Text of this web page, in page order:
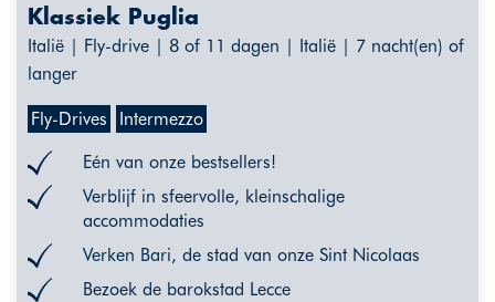
Klassiek Puglia
Italië | Fly-drive | 8 of 11 dagen | Italië | 7 nacht(en) of
langer
Fly-Drives Intermezzo
Eén van onze bestsellers!
Verblijf in sfeervolle, kleinschalige
accommodaties
Verken Bari, de stad van onze Sint Nicolaas
Bezoek de barokstad Lecce